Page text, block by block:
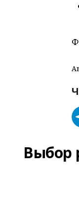
Выбор